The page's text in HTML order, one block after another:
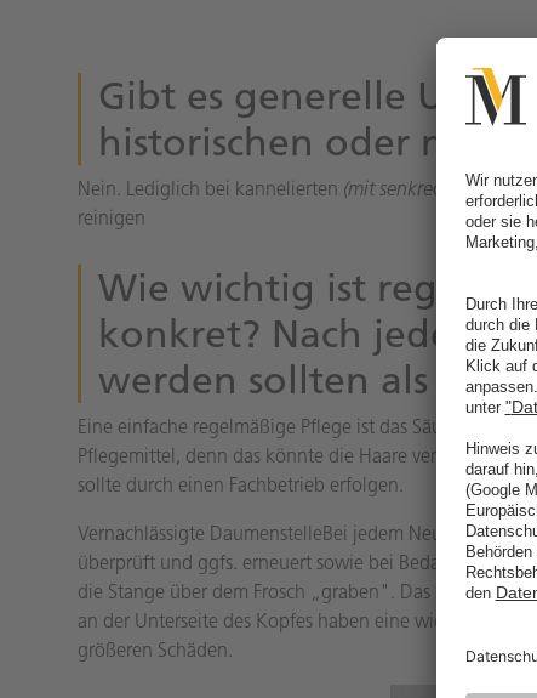
Gibt es generelle
historischen oder
Nein. Lediglich bei kannelierten (mit senkrechten Rillen
reinigen
Wie wichtig ist
konkret? Nach jedem
werden sollten als
Eine einfache regelmäßige Pflege ist das Säubern der
Pflegemittel, denn das könnte die Haare
sollte durch einen Fachbetrieb erfolgen.
Vernachlässigte DaumenstelleBei jedem Neubezug
überprüft und ggfs. erneuert sowie bei Bedarf ein
die Stange über dem Frosch „graben". Das kann und
an der Unterseite des Kopfes haben eine wichtige
größeren Schäden.